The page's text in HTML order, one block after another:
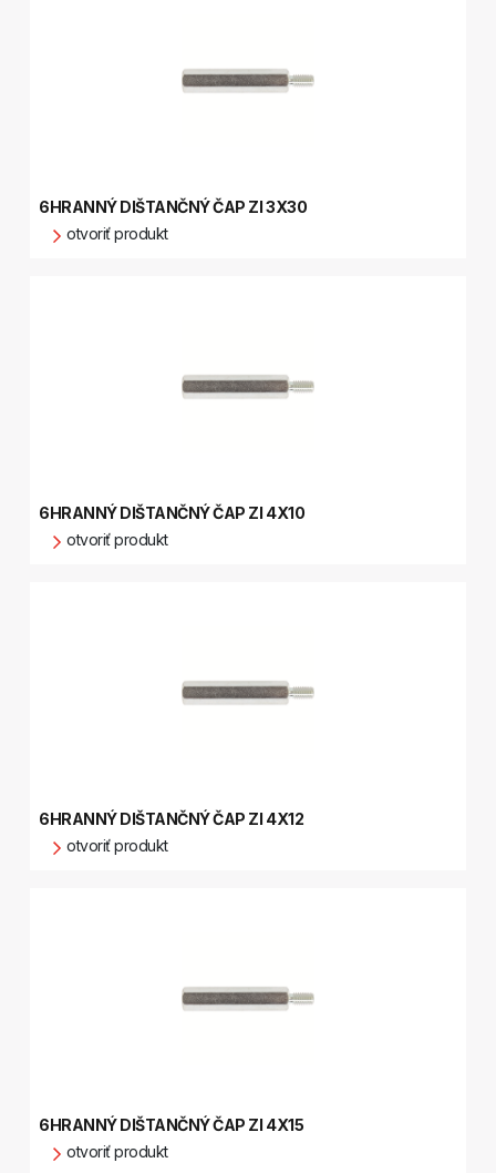
6HRANNÝ DIŠTANČNÝ ČAP ZI 3X30
otvoriť produkt
6HRANNÝ DIŠTANČNÝ ČAP ZI 4X10
otvoriť produkt
6HRANNÝ DIŠTANČNÝ ČAP ZI 4X12
otvoriť produkt
6HRANNÝ DIŠTANČNÝ ČAP ZI 4X15
otvoriť produkt